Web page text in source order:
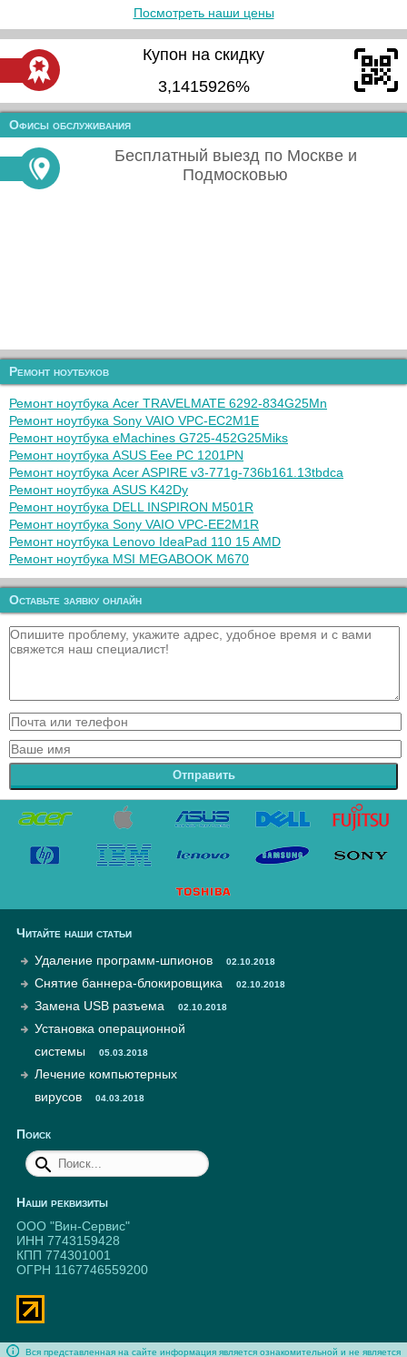
Посмотреть наши цены
Купон на скидку
3,1415926%
Офисы обслуживания
Бесплатный выезд по Москве и
Подмосковью
Ремонт ноутбуков
Ремонт ноутбука Acer TRAVELMATE 6292-834G25Mn
Ремонт ноутбука Sony VAIO VPC-EC2M1E
Ремонт ноутбука eMachines G725-452G25Miks
Ремонт ноутбука ASUS Eee PC 1201PN
Ремонт ноутбука Acer ASPIRE v3-771g-736b161.13tbdca
Ремонт ноутбука ASUS K42Dy
Ремонт ноутбука DELL INSPIRON M501R
Ремонт ноутбука Sony VAIO VPC-EE2M1R
Ремонт ноутбука Lenovo IdeaPad 110 15 AMD
Ремонт ноутбука MSI MEGABOOK M670
Оставьте заявку онлайн
Отправить
Читайте наши статьи
Удаление программ-шпионов
02.10.2018
Снятие баннера-блокировщика 02.10.2018
Замена USB разъема 02.10.2018
Установка операционной
системы
05.03.2018
Лечение компьютерных
вирусов
04.03.2018
Поиск
Наши реквизиты
ООО "Вин-Сервис"
ИНН 7743159428
КПП 774301001
ОГРН 1167746559200
Вся представленная на сайте информация является ознакомительной и не является